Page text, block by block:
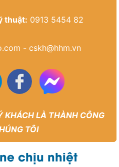
thuật: 0913 5454 82
- cskh@hhm.vn
KHÁCH LÀ THÀNH CÔNG
TÔI
chịu nhiệt